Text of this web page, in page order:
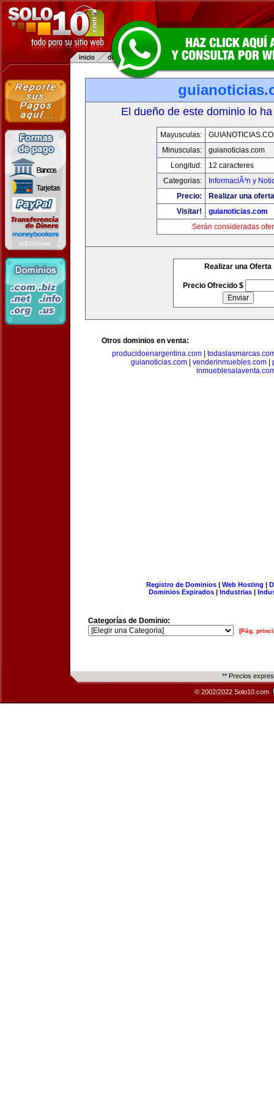
El dueño de este dominio lo
Mayusculas:
Minusculas:
guianoticias.com
Longitud:
12 caracteres
Categorias:
InformaciÃ³n y
Precio:
Realizar una
Visitar!
guianoticias.com
Serán consideradas
Realizar una Oferta
Precio Ofrecido $
Otros dominios en venta:
producidoenargentina.com|
guianoticias.com| venderinmuebles.com|
Registro de Dominios| Web Hosting |
Dominios Expirados | Industrias |
Categorías de Dominio:
[Pág.
** Precios
© 2002/2022 Solo10.com